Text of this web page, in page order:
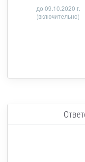
до 09.10.2020 г.
(включительно)